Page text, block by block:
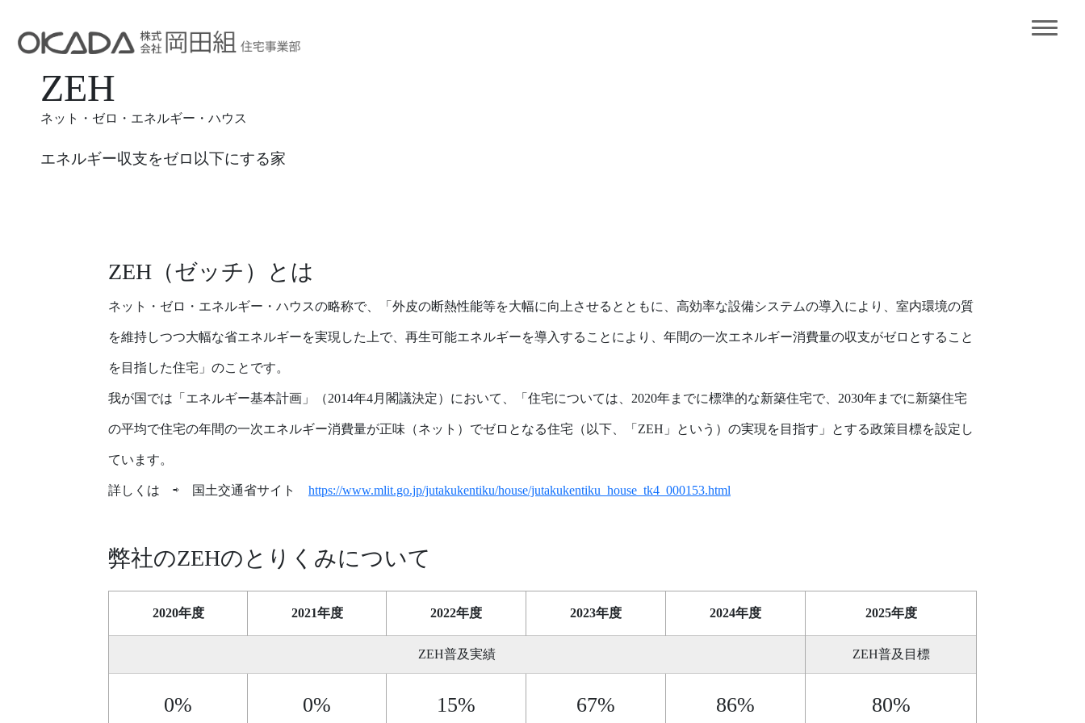
ZEH
ネット・ゼロ・エネルギー・ハウス
エネルギー収支をゼロ以下にする家
ZEH（ゼッチ）とは
ネット・ゼロ・エネルギー・ハウスの略称で、「外皮の断熱性能等を大幅に向上させるとともに、高効率な設備システムの導入により、室内環境の質
を維持しつつ大幅な省エネルギーを実現した上で、再生可能エネルギーを導入することにより、年間の一次エネルギー消費量の収支がゼロとすること
を目指した住宅」のことです。
我が国では「エネルギー基本計画」（2014年4月閣議決定）において、「住宅については、2020年までに標準的な新築住宅で、2030年までに新築住宅
の平均で住宅の年間の一次エネルギー消費量が正味（ネット）でゼロとなる住宅（以下、「ZEH」という）の実現を目指す」とする政策目標を設定し
ています。
詳しくは ⇨ 国土交通省サイト https://www.mlit.go.jp/jutakukentiku/house/jutakukentiku_house_tk4_000153.html
弊社のZEHのとりくみについて
2020年度 2021年度 2022年度 2023年度 2024年度 2025年度
ZEH普及実績 ZEH普及目標
0% 0% 15% 67% 86% 80%